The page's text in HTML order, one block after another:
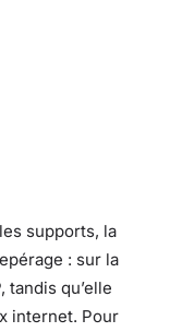
supports, la
: sur la
tandis qu’elle
internet. Pour